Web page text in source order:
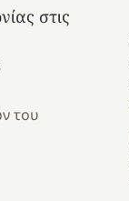
στις
του